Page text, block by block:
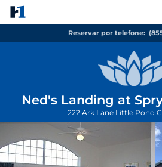
Reservar por telefone:
Ned's Landing at
222 Ark Lane Little Pond